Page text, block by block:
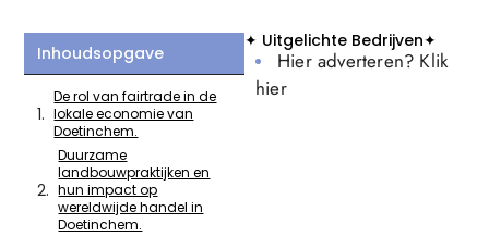
Inhoudsopgave
De rol van fairtrade in de
lokale economie van
Doetinchem.
Duurzame
landbouwpraktijken en
hun impact op
wereldwijde handel in
Doetinchem.
✦ Uitgelichte Bedrijven✦
Hier adverteren? Klik
hier